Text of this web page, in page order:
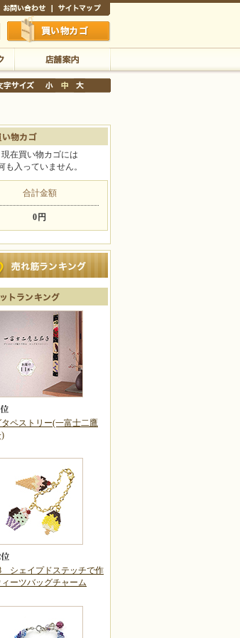
買い物かご
店舗案内
現在買い物カゴには
も入っていません。
合計金額
0円
タペストリー(一富士二鷹
)
シェイプドステッチで作
ーツバッグチャーム